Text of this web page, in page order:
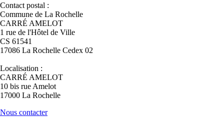
Contact postal :
Commune de La Rochelle
CARRÉ AMELOT
1 rue de l'Hôtel de Ville
CS 61541
17086 La Rochelle Cedex 02
Localisation :
CARRÉ AMELOT
10 bis rue Amelot
17000 La Rochelle
Nous contacter